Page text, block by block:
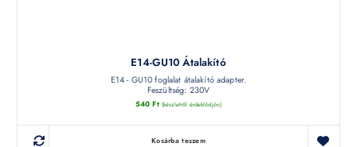
E14-GU10 Átalakító
E14 - GU10 foglalat átalakító adapter.
Feszültség: 230V
540Ft (készletről érdeklődjön)
Kosárba teszem